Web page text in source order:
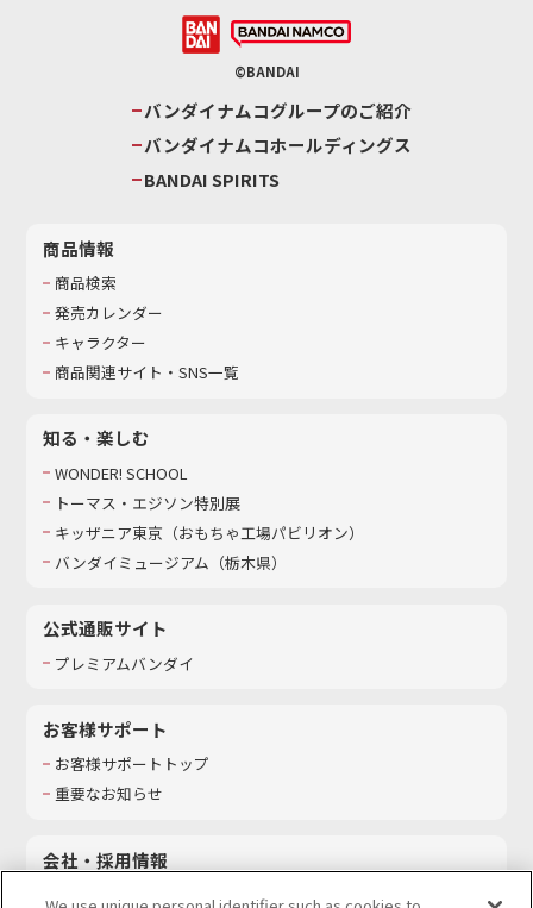
©BANDAI
バンダイナムコグループのご紹介
バンダイナムコホールディングス
BANDAI SPIRITS
商品情報
商品検索
発売カレンダー
キャラクター
商品関連サイト・SNS一覧
知る・楽しむ
WONDER! SCHOOL
トーマス・エジソン特別展
キッザニア東京（おもちゃ工場パビリオン）​
バンダイミュージアム（栃木県）
公式通販サイト
プレミアムバンダイ
お客様サポート
お客様サポートトップ
重要なお知らせ
会社・採用情報